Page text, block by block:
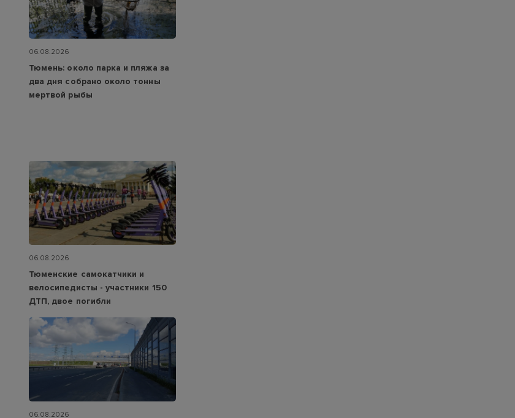
06.08.2026
Тюмень: около парка и пляжа за
два дня собрано около тонны
мертвой рыбы
06.08.2026
Тюменские самокатчики и
велосипедисты - участники 150
ДТП, двое погибли
06.08.2026